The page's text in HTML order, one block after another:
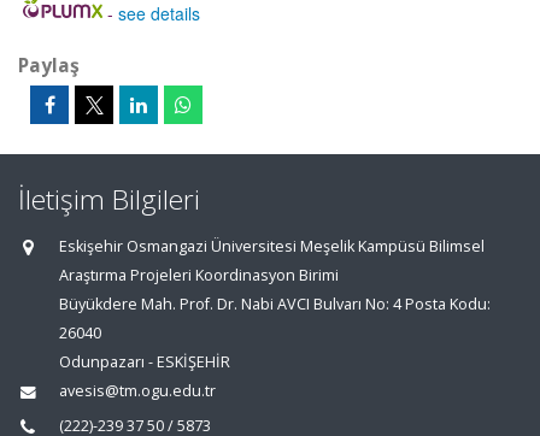
- see details
Paylaş
İletişim Bilgileri
Eskişehir Osmangazi Üniversitesi Meşelik Kampüsü Bilimsel
Araştırma Projeleri Koordinasyon Birimi
Büyükdere Mah. Prof. Dr. Nabi AVCI Bulvarı No: 4 Posta Kodu:
26040
Odunpazarı - ESKİŞEHİR
avesis@tm.ogu.edu.tr
(222)-239 37 50 / 5873